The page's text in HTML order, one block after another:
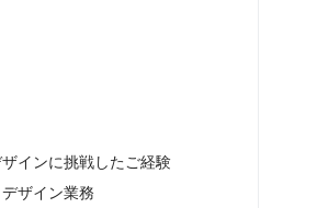
インに挑戦したご経験
ザイン業務